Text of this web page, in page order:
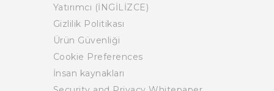
Yatırımcı (İNGİLİZCE)
Gizlilik Politikası
Ürün Güvenliği
Cookie Preferences
İnsan kaynakları